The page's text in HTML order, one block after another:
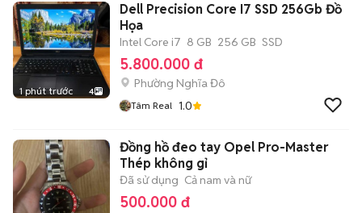
1 phút trước 4
Dell Precision Core I7 SSD 256Gb Đồ
Họa
Intel Core i7 8 GB 256 GB SSD
5.800.000 đ
Phường Nghĩa Đô
Tâm Real 1.0
Đồng hồ đeo tay Opel Pro-Master
Thép không gỉ
Đã sử dụng Cả nam và nữ
500.000 đ